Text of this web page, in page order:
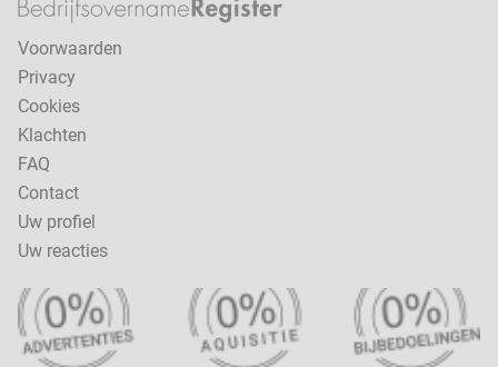
Voorwaarden
Privacy
Cookies
Klachten
FAQ
Contact
Uw profiel
Uw reacties